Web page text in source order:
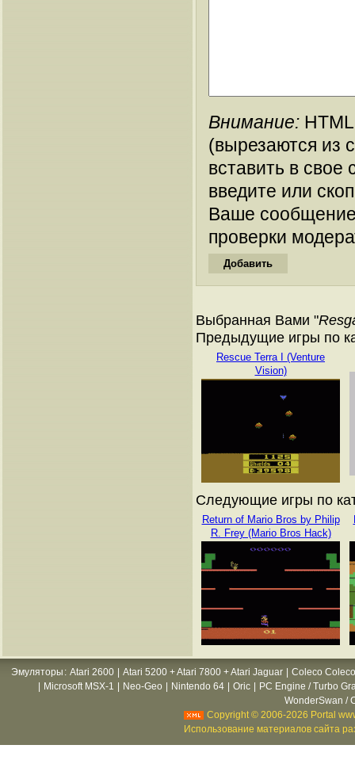
Внимание:
(вырезаются из
вставить в
введите или
Ваше
проверки
Выбранная Вами "
Предыдущие игры по
Rescue Terra I (Venture
Vision)
Следующие игры по
Return of Mario Bros by Philip
R. Frey (Mario Bros Hack)
Эмуляторы : Atari 2600 Atari 5200 + Atari 7800 + Atari Jaguar
Coleco
Microsoft MSX-1 Neo-Geo Nintendo 64 Oric
PC Engine / Turbo
WonderSwan /
Copyright © 2006-2026 Portal
Использование материалов сайта